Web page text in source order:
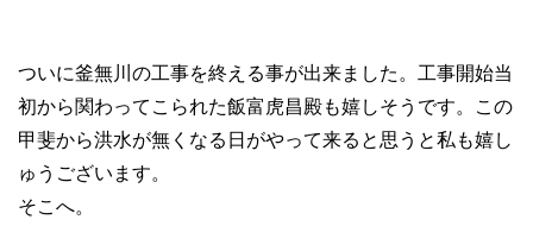
ついに釜無川の工事を終える事が出来ました。工事開始当
初から関わってこられた飯富虎昌殿も嬉しそうです。この
甲斐から洪水が無くなる日がやって来ると思うと私も嬉し
ゅうございます。
そこへ。